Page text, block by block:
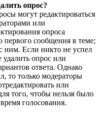
опрос?
могут редактироваться
или
опроса
первого сообщения в теме;
ним. Если никто не успел
удалить опрос или
ответа. Однако
то только модераторы
или
того, чтобы нельзя было
голосования.